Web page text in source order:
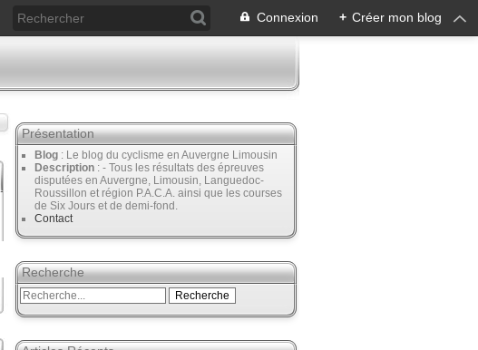
Connexion + Créer mon blog
Présentation
Blog : Le blog du cyclisme en Auvergne Limousin
Description : - Tous les résultats des épreuves
disputées en Auvergne, Limousin, Languedoc-
Roussillon et région P.A.C.A. ainsi que les courses
de Six Jours et de demi-fond.
Contact
Recherche